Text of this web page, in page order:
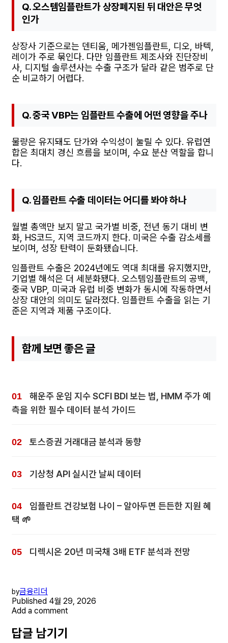
Q. 오스템임플란트가 상장폐지된 뒤 대안은 무엇
인가
상장사 기준으로는 덴티움, 메가젠임플란트, 디오, 바텍,
레이가 주로 묶인다. 다만 임플란트 제조사와 진단장비
사, 디지털 솔루션사는 수출 구조가 달라 같은 범주로 단
순 비교하기 어렵다.
Q. 중국 VBP는 임플란트 수출에 어떤 영향을 주나
물량은 유지돼도 단가와 수익성이 눌릴 수 있다. 유럽연
합은 최대치 경신 흐름을 보이며, 수요 분산 역할을 합니
다.
Q. 임플란트 수출 데이터는 어디를 봐야 하나
월별 총액만 보지 말고 국가별 비중, 전년 동기 대비 변
화, HS코드, 지역 코드까지 한다. 미국은 수출 감소세를
보이며, 성장 탄력이 둔화됐습니다.
임플란트 수출은 2024년에도 역대 최대를 유지했지만,
기업별 해석은 더 세분화됐다. 오스템임플란트의 공백,
중국 VBP, 미국과 유럽 비중 변화가 동시에 작동하면서
상장 대안의 의미도 달라졌다. 임플란트 수출을 읽는 기
준은 지역과 제품 구조이다.
함께 보면 좋은 글
해운주 운임 지수 SCFI BDI 보는 법, HMM 주가 예
측을 위한 필수 데이터 분석 가이드
토스증권 거래대금 분석과 동향
기상청 API 실시간 날씨 데이터
임플란트 건강보험 나이 – 알아두면 든든한 지원 혜
택 🌱
디렉시온 20년 미국채 3배 ETF 분석과 전망
by금융리더
Published 4월 29, 2026
Add a comment
답글 남기기